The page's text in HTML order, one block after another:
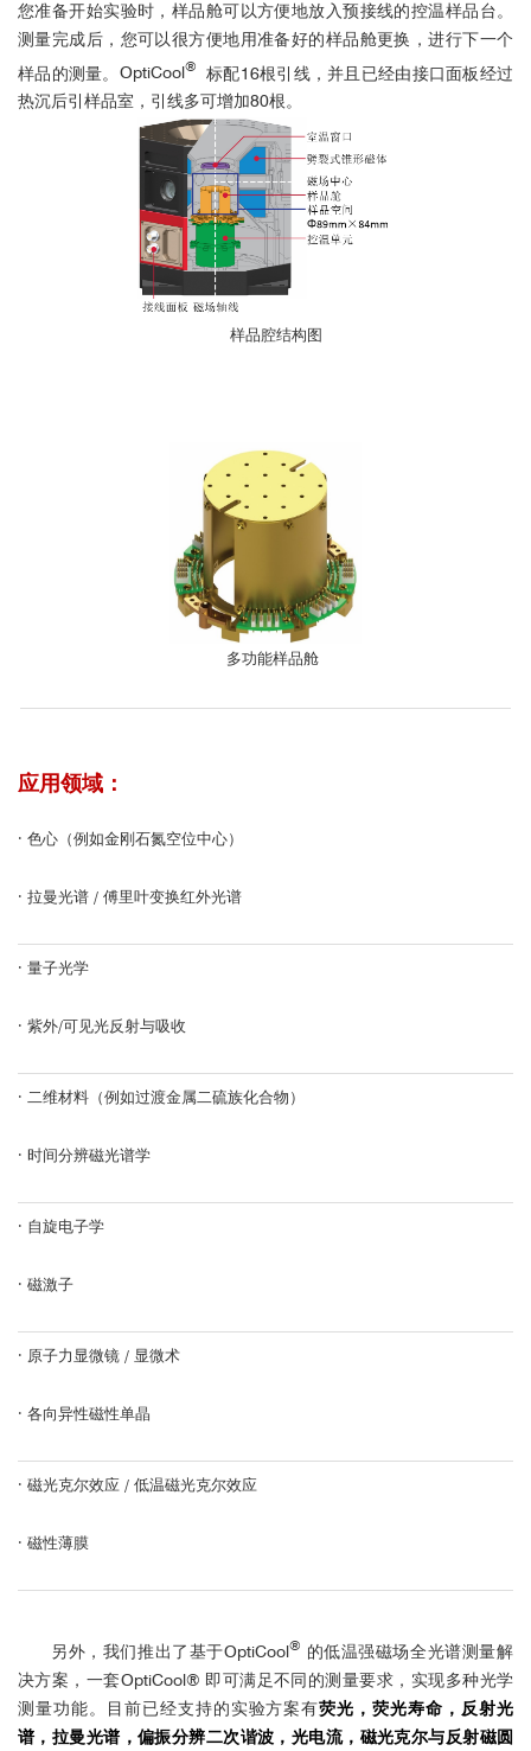
您准备开始实验时，样品舱可以方便地放入预接线的控温样品台。
测量完成后，您可以很方便地用准备好的样品舱更换，进行下一个
样品的测量。 OptiCool®
标配16根引线，并且已经由接口面板经过
热沉后引样品室，引线多可增加80根。
样品腔结构图
多功能样品舱
应用领域：
· 色心（例如金刚石氮空位中心）
· 拉曼光谱 / 傅里叶变换红外光谱
· 量子光学
· 紫外/可见光反射与吸收
· 二维材料（例如过渡金属二硫族化合物）
· 时间分辨磁光谱学
· 自旋电子学
· 磁激子
· 原子力显微镜 / 显微术
· 各向异性磁性单晶
· 磁光克尔效应 / 低温磁光克尔效应
· 磁性薄膜
另外，我们推出了基于OptiCool® 的低温强磁场全光谱测量解
决方案，一套OptiCool® 即可满足不同的测量要求，实现多种光学
测量功能。目前已经支持的实验方案有荧光，荧光寿命，反射光
谱，拉曼光谱，偏振分辨二次谐波，光电流，磁光克尔与反射磁圆